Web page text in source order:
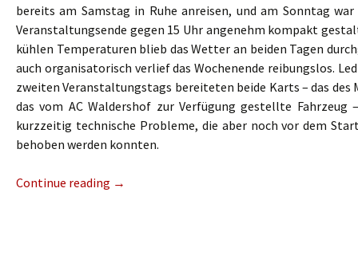
bereits am Samstag in Ruhe anreisen, und am Sonntag
Veranstaltungsende gegen 15 Uhr angenehm kompakt
kühlen Temperaturen blieb das Wetter an beiden Tagen
auch organisatorisch verlief das Wochenende reibungslos.
zweiten Veranstaltungstags bereiteten beide Karts – das des
das vom AC Waldershof zur Verfügung gestellte Fahrzeug
kurzzeitig technische Probleme, die aber noch vor dem
behoben werden konnten.
Continue reading →